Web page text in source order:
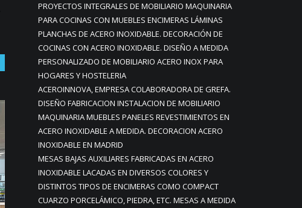
PROYECTOS INTEGRALES DE MOBILIARIO MAQUINARIA
PARA COCINAS CON MUEBLES ENCIMERAS LÁMINAS
PLANCHAS DE ACERO INOXIDABLE. DECORACIÓN DE
COCINAS CON ACERO INOXIDABLE. DISEÑO A MEDIDA
PERSONALIZADO DE MOBILIARIO ACERO INOX PARA
HOGARES Y HOSTELERIA
ACEROINNOVA, EMPRESA COLABORADORA DE GREFA.
DISEÑO FABRICACION INSTALACION DE MOBILIARIO
MAQUINARIA MUEBLES PANELES REVESTIMIENTOS EN
ACERO INOXIDABLE A MEDIDA. DECORACION ACERO
INOXIDABLE EN MADRID
MESAS BAJAS AUXILIARES FABRICADAS EN ACERO
INOXIDABLE LACADAS EN DIVERSOS COLORES Y
DISTINTOS TIPOS DE ENCIMERAS COMO COMPACT
CUARZO PORCELÁMICO, PIEDRA, ETC. MESAS A MEDIDA